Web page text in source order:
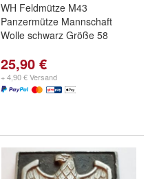
WH Feldmütze M43
Panzermütze Mannschaft
Wolle schwarz Größe 58
25,90 €
+ 4,90 € Versand